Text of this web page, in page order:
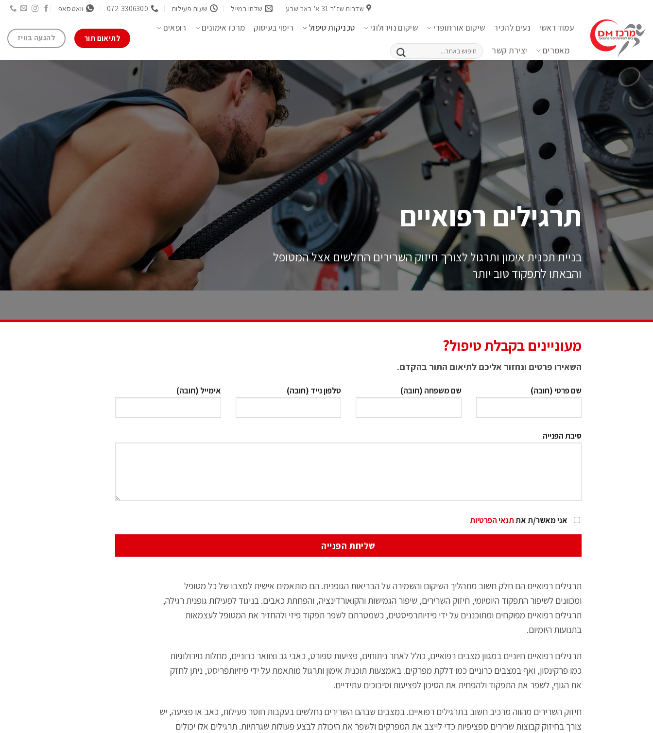
content
שדרות שז''ר 31 א' באר שבע שלחו במייל שעות פעילות 072-3306300 וואטסאפ
עמוד ראשי נעים להכיר שיקום אורתופדי שיקום נוירולוגי טכניקות טיפול ריפוי בעיסוק מרכז אימונים רופאים
מאמרים יצירת קשר
לתיאום תור להגעה בוויז
תרגילים רפואיים
בניית תכנית אימון ותרגול לצורך חיזוק השרירים החלשים אצל המטופל
והבאתו לתפקוד טוב יותר
מעוניינים בקבלת טיפול?
השאירו פרטים ונחזור אליכם לתיאום התור בהקדם.
שם פרטי (חובה) שם משפחה (חובה) טלפון נייד (חובה) אימייל (חובה)
סיבת הפנייה
אני מאשר/ת אתתנאי הפרטיות
תרגילים רפואיים הם חלק חשוב מתהליך השיקום והשמירה על הבריאות הגופנית. הם מותאמים אישית למצבו של כל מטופל
ומכוונים לשיפור התפקוד היומיומי, חיזוק השרירים, שיפור הגמישות והקואורדינציה, והפחתת כאבים. בניגוד לפעילות גופנית רגילה,
תרגילים רפואיים מפוקחים ומתוכננים על ידי פיזיותרפיסטים, כשמטרתם לשפר תפקוד פיזי ולהחזיר את המטופל לעצמאות
בתנועות היומיום.
תרגילים רפואיים חיוניים במגוון מצבים רפואיים, כולל לאחר ניתוחים, פציעות ספורט, כאבי גב וצוואר כרוניים, מחלות נוירולוגיות
כמו פרקינסון, ואף במצבים כרוניים כמו דלקת מפרקים. באמצעות תוכנית אימון ותרגול מותאמת על ידי פיזיותפריסט, ניתן לחזק
את הגוף, לשפר את התפקוד ולהפחית את הסיכון לפציעות וסיבוכים עתידיים.
חיזוק השרירים מהווה מרכיב חשוב בתרגילים רפואיים. במצבים שבהם השרירים נחלשים בעקבות חוסר פעילות, כאב או פציעה, יש
צורך בחיזוק קבוצות שרירים ספציפיות כדי לייצב את המפרקים ולשפר את היכולת לבצע פעולות שגרתיות. תרגילים אלו יכולים